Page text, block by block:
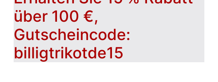
über 100 €,
Gutscheincode:
billigtrikotde15